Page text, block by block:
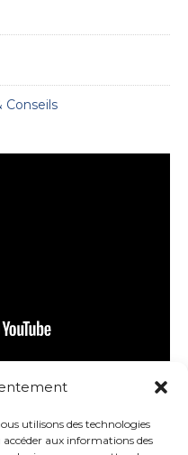
utilisons des technologies
accéder aux informations des